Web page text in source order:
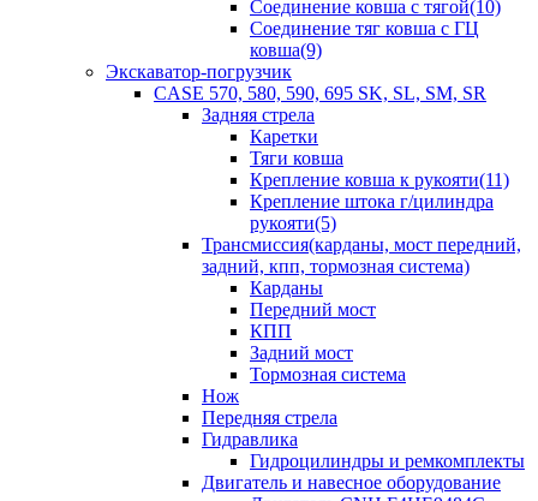
Соединение ковша с тягой(10)
Соединение тяг ковша с ГЦ
ковша(9)
Экскаватор-погрузчик
CASE 570, 580, 590, 695 SK, SL, SM, SR
Задняя стрела
Каретки
Тяги ковша
Крепление ковша к рукояти(11)
Крепление штока г/цилиндра
рукояти(5)
Трансмиссия(карданы, мост передний,
задний, кпп, тормозная система)
Карданы
Передний мост
КПП
Задний мост
Тормозная система
Нож
Передняя стрела
Гидравлика
Гидроцилиндры и ремкомплекты
Двигатель и навесное оборудование